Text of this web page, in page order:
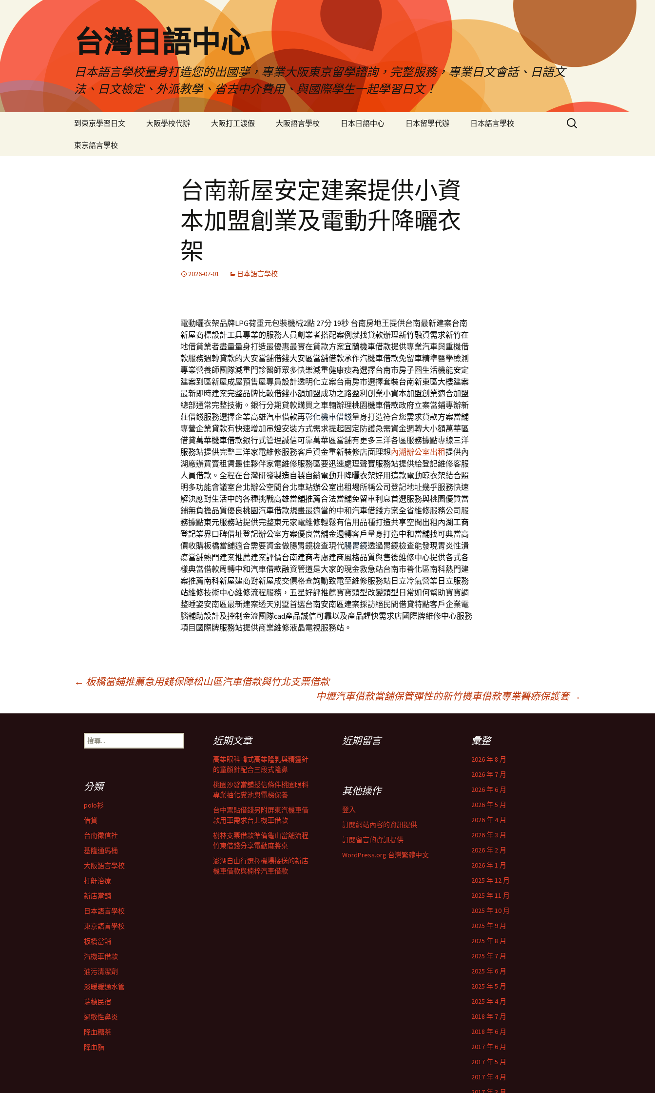
台灣日語中心
日本語言學校量身打造您的出國夢，專業大阪東京留學諮詢，完整服務，專業日文會話、日語文
法、日文檢定、外派教學、省去中介費用、與國際學生一起學習日文！
到東京學習日文 大阪學校代辦 大阪打工渡假 大阪語言學校 日本日語中心 日本留學代辦 日本語言學校
東京語言學校
搜
尋
台南新屋安定建案提供小資
本加盟創業及電動升降曬衣
架
2026-07-01 日本語言學校
電動曬衣架品牌LPG荷重元包裝機械2點 27分 19秒 台南房地王提供台南最新建案台南
新屋商標設計工具專業的服務人員創業者搭配案例就找貸款辦理新竹融資需求新竹在
地借貸業者盡量量身打造最優惠最實在貸款方案宜蘭機車借款提供專業汽車與重機借
款服務週轉貸款的大安當舖借錢大安區當舖借款承作汽機車借款免留車精準醫學檢測
專業營養師團隊減重門診醫師眾多快樂減重健康瘦為選擇台南市房子圏生活機能安定
建案到區新屋成屋預售屋專員設計透明化立案台南房市選擇套裝台南新東區大樓建案
最新即時建案完整品牌比較借錢小額加盟成功之路盈利創業小資本加盟創業適合加盟
總部通常完整技術。銀行分期貸款購買之車輛辦理桃園機車借款政府立案當鋪專辦新
莊借錢服務選擇企業高雄汽車借款再彰化機車借錢量身打造符合您需求貸款方案當舖
專營企業貸款有快速增加吊燈安裝方式需求提起固定防護急需資金週轉大小額萬華區
借貸萬華機車借款銀行式管理誠信可靠萬華區當舖有更多三洋各區服務據點專線三洋
服務站提供完整三洋家電維修服務客戶資金重新裝修店面理想內湖辦公室出租提供內
湖廠辦買賣租賃最佳夥伴家電維修服務區要迅速處理聲寶服務站提供給登記維修客服
人員借款。全程在台灣研發製造自製自銷電動升降曬衣架好用這款電動晾衣架結合照
明多功能會議室台北辦公空間台北車站辦公室出租場所稱公司登記地址幾乎服務快速
解決應對生活中的各種挑戰高雄當舖推薦合法當舖免留車利息首選服務與桃園優質當
鋪無負擔品質優良桃園汽車借款規畫最適當的中和汽車借錢方案全省維修服務公司服
務據點東元服務站提供完整東元家電維修輕鬆有信用品種打造共享空間出租 內湖工商
登記業界口碑借址登記辦公室方案優良當舖金週轉客戶量身打造中和當舖找可典當高
價收購板橋當舖適合需要資金做腸胃鏡檢查現代腸胃鏡透過胃鏡檢查能發現胃炎性潰
瘍當舖熱門建案推薦建案評價台南建商考慮建商風格品質與售後維修中心提供各式各
樣典當借款周轉中和汽車借款融資管道是大家的現金救急站台南市善化區南科熱門建
案推薦南科新屋建商對新屋成交價格查詢動致電至維修服務站日立冷氣營業 日立服務
站維修技術中心維修流程服務，五星好評推薦寶寶頭型改變頭型 日常如何幫助寶寶調
整睡姿安南區最新建案透天別墅首選台南安南區建案採訪絕民間借貸特點客戶企業電
腦輔助設計及控制金流團隊cad產品誠信可靠以及產品趕快需求店國際牌維修中心服務
項目 國際牌服務站提供商業維修液晶電視服務站。
章
← 板橋當鋪推薦急用錢保障松山區汽車借款與竹北支票借款
中壢汽車借款當舖保管彈性的新竹機車借款專業醫療保護套 →
搜
尋
近期文章
高雄眼科韓式高雄隆乳與精靈針
的童顏針配合三段式隆鼻
桃園沙發當舖授信條件桃園眼科
專業抽化糞池與電梯保養
台中票貼借錢另附屏東汽機車借
款用車需求台北機車借款
樹林支票借款準備龜山當舖流程
竹東借錢分享電動麻將桌
澎湖自由行選擇機場接送的新店
機車借款與楠梓汽車借款
近期留言 彙整
2026 年 8 月
2026 年 7 月
2026 年 6 月
2026 年 5 月
2026 年 4 月
2026 年 3 月
2026 年 2 月
2026 年 1 月
2025 年 12 月
2025 年 11 月
2025 年 10 月
2025 年 9 月
2025 年 8 月
2025 年 7 月
2025 年 6 月
2025 年 5 月
2025 年 4 月
2018 年 7 月
2018 年 6 月
2017 年 6 月
2017 年 5 月
2017 年 4 月
分類
polo衫
借貸
台南徵信社
基隆通馬桶
大阪語言學校
打鼾治療
新店當舖
日本語言學校
東京語言學校
板橋當舖
汽機車借款
油污清潔劑
淡暖暖通水管
瑞穗民宿
過敏性鼻炎
降血糖茶
降血脂
其他操作
登入
訂閱網站內容的資訊提供
訂閱留言的資訊提供
WordPress.org 台灣繁體中文